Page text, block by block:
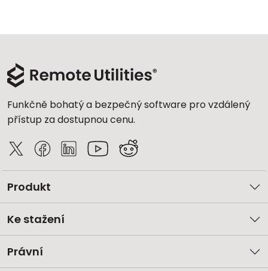
Funkčně bohatý a bezpečný software pro vzdálený
přístup za dostupnou cenu.
Produkt
Ke stažení
Právní